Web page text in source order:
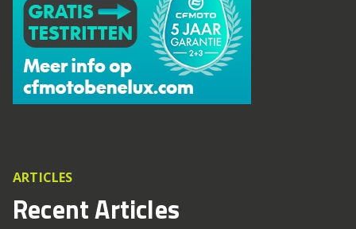
ARTICLES
Recent Articles